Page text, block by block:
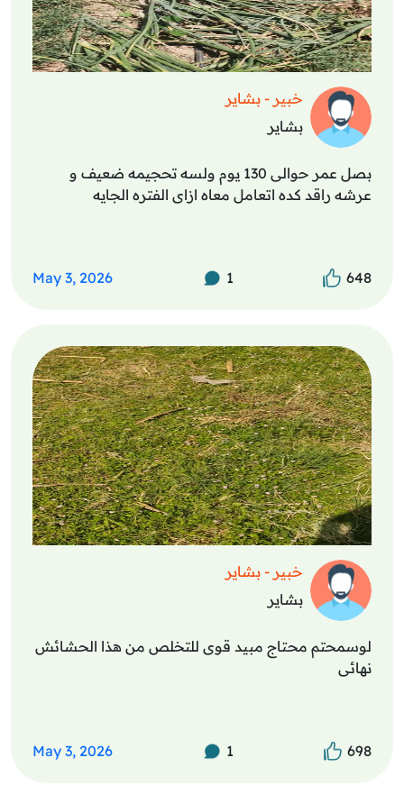
خبير - بشاير
بشاير
بصل عمر حوالى 130 يوم ولسه تحجيمه ضعيف و
عرشه راقد كده اتعامل معاه ازاى الفتره الجايه
648
1
May 3, 2026
خبير - بشاير
بشاير
لوسمحتم محتاج مبيد قوى للتخلص من هذا الحشائش
نهائى
698
1
May 3, 2026